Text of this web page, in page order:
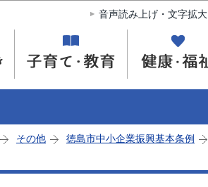
このページの本文へ移動
音声読み上げ・文字拡大
その他 徳島市中小企業振興基本条例